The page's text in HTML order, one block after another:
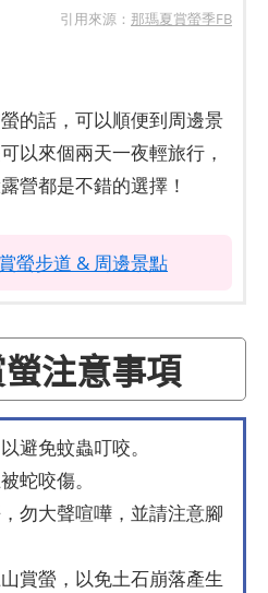
引用來源： 那瑪夏賞螢季FB
的話，可以順便到周邊景
以來個兩天一夜輕旅行，
營都是不錯的選擇！
螢步道 & 周邊景點
注意事項
避免蚊蟲叮咬。
蛇咬傷。
勿大聲喧嘩，並請注意腳
賞螢，以免土石崩落產生